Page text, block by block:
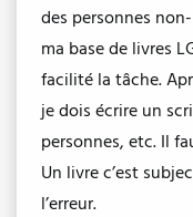
des personnes non-
ma base de livres
facilité la tâche.
je dois écrire un
personnes, etc. Il
Un livre c’est
l’erreur.